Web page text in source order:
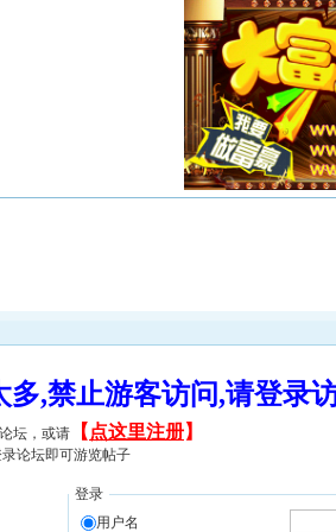
多,禁止游客访问,请登
坛，或请 【 点这里注册】
论坛即可游览帖子
登录
用户名